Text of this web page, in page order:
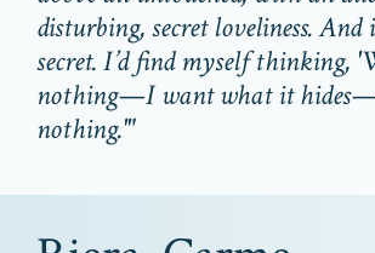
disturbing, secret loveliness.
secret. I’d find myself thinking,
nothing—I want what ithides
nothing.'"